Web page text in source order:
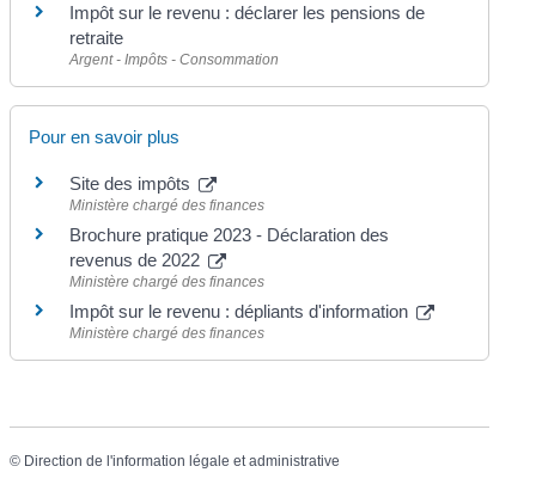
Impôt sur le revenu : déclarer les pensions de
retraite
Argent - Impôts - Consommation
Pour en savoir plus
Site des impôts
Ministère chargé des finances
Brochure pratique 2023 - Déclaration des
revenus de 2022
Ministère chargé des finances
Impôt sur le revenu : dépliants d'information
Ministère chargé des finances
© Direction de l'information légale et administrative